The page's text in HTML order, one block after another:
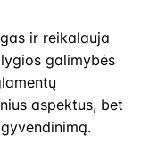
ir reikalauja
galimybės
aspektus, bet